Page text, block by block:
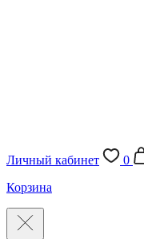
Личный кабинет
0
Корзина